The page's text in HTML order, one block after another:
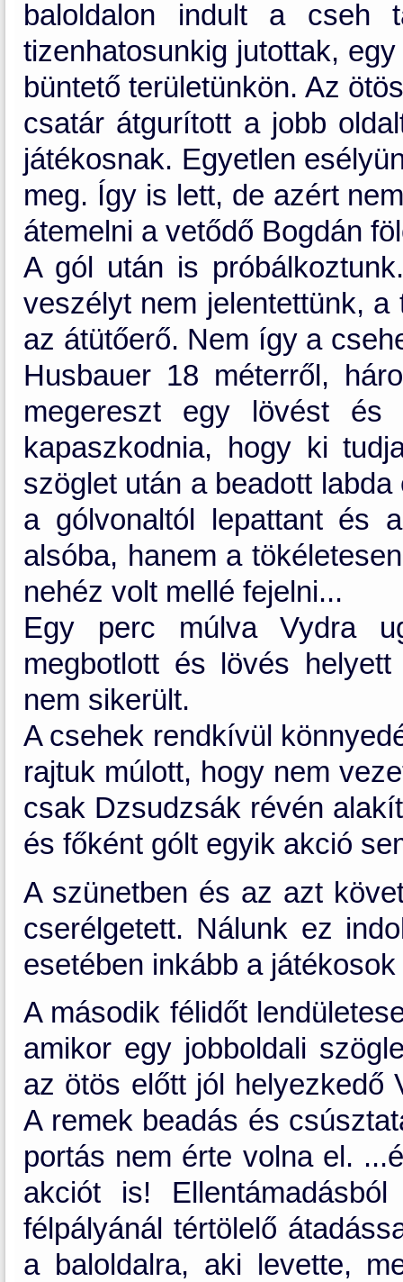
baloldalon indult a cseh
tizenhatosunkig jutottak,
büntető területünkön. Az
csatár átgurított a jobb
játékosnak. Egyetlen
meg. Így is lett, de azért
átemelni a vetődő Bogdán
A gól után is
veszélyt nem jelentettünk,
az átütőerő. Nem így a
Husbauer 18 méterről,
megereszt egy lövést és
kapaszkodnia, hogy ki
szöglet után a beadott
a gólvonaltól lepattant és
alsóba, hanem a
nehéz volt mellé fejelni...
Egy perc múlva Vydra
megbotlott és lövés
nem sikerült.
A csehek rendkívül
rajtuk múlott, hogy nem
csak Dzsudzsák révén
és főként gólt egyik akció
A szünetben és az azt
cserélgetett. Nálunk ez
esetében inkább a
A második félidőt
amikor egy jobboldali
az ötös előtt jól helyezkedő
A remek beadás és
portás nem érte volna el.
akciót is!
félpályánál tértölelő
a baloldalra, aki levette,